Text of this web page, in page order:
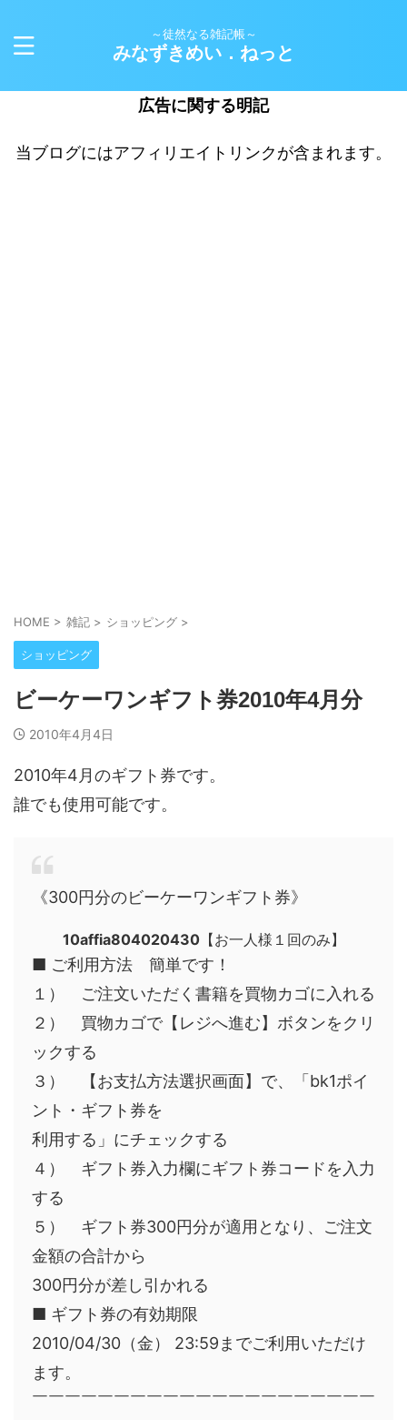
～徒然なる雑記帳～
みなずきめい．ねっと
広告に関する明記
当ブログにはアフィリエイトリンクが含まれます。
HOME > 雑記 > ショッピング >
ショッピング
ビーケーワンギフト券2010年4月分
2010年4月4日
2010年4月のギフト券です。
誰でも使用可能です。
《300円分のビーケーワンギフト券》
10affia804020430【お一人様１回のみ】
■ ご利用方法 簡単です！
１） ご注文いただく書籍を買物カゴに入れる
２） 買物カゴで【レジへ進む】ボタンをクリ
ックする
３） 【お支払方法選択画面】で、「bk1ポイ
ント・ギフト券を
利用する」にチェックする
４） ギフト券入力欄にギフト券コードを入力
する
５） ギフト券300円分が適用となり、ご注文
金額の合計から
300円分が差し引かれる
■ ギフト券の有効期限
2010/04/30（金） 23:59までご利用いただけ
ます。
￣￣￣￣￣￣￣￣￣￣￣￣￣￣￣￣￣￣￣￣￣